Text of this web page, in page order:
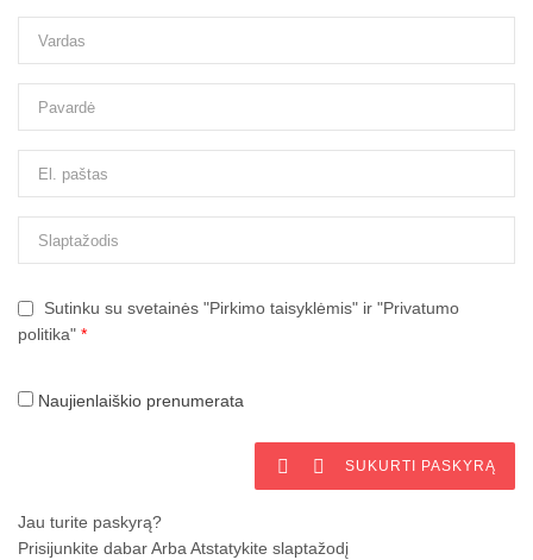
Sutinku su svetainės "Pirkimo taisyklėmis" ir "Privatumo
politika" *
Naujienlaiškio prenumerata
  SUKURTI PASKYRĄ
Jau turite paskyrą?
Prisijunkite dabarArbaAtstatykite slaptažodį